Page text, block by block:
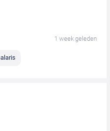
1 week geleden